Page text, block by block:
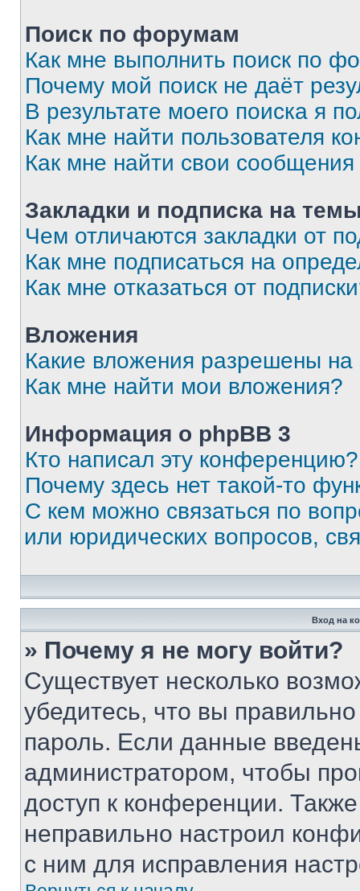
Поиск по форумам
Как мне выполнить поиск по
Почему мой поиск не даёт
В результате моего поиска я
Как мне найти пользователя
Как мне найти свои
Закладки и подписка на
Чем отличаются закладки от
Как мне подписаться на
Как мне отказаться от
Вложения
Какие вложения разрешены
Как мне найти мои вложения?
Информация о phpBB 3
Кто написал эту конференцию?
Почему здесь нет такой-то
С кем можно связаться по
или юридических вопросов,
Вход на
» Почему я не могу войти?
Существует несколько
убедитесь, что вы
пароль. Если данные
администратором, чтобы
доступ к конференции.
неправильно настроил
с ним для исправления